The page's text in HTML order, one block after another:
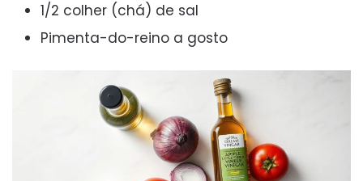
1/2 colher (chá) de sal
Pimenta-do-reino a gosto